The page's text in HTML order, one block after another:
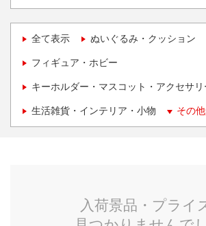
全て表示 ぬいぐるみ・クッション
フィギュア・ホビー
キーホルダー・マスコット・アクセサリ
生活雑貨・インテリア・小物 その